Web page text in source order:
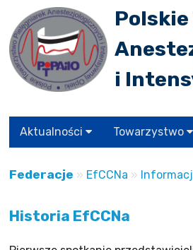
i
Aktualności Towarzystwo
Federacje » EfCCNa »
Historia EfCCNa